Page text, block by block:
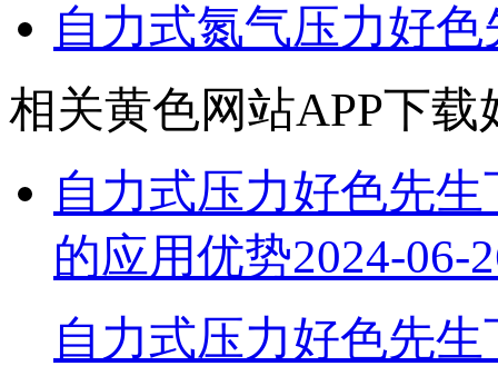
自力式氮气压力好
相关黄色网站APP下载
自力式压力好色先
的应用优势2024-06-
自力式压力好色先